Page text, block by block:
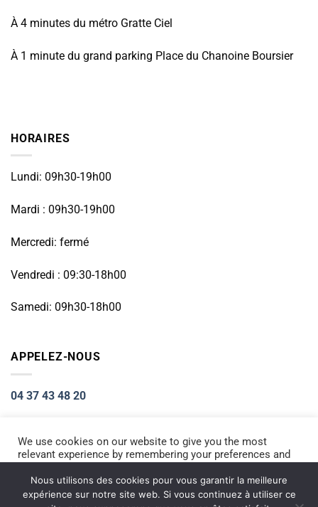
À 4 minutes du métro Gratte Ciel
À 1 minute du grand parking Place du Chanoine Boursier
HORAIRES
Lundi: 09h30-19h00
Mardi : 09h30-19h00
Mercredi: fermé
Vendredi : 09:30-18h00
Samedi: 09h30-18h00
APPELEZ-NOUS
04 37 43 48 20
Visa PayPal Stripe MasterCardCash
On
Delivery
ACCUEIL
RÉPARATION PETIT ÉLECTROMÉNAGER
RÉPARATION TÉLÉPHONIE
INFORMATIQUE NOS PRODUITS NEUFS
We use cookies on our website to give you the most
relevant experience by remembering your preferences and
use of ALL the cookies. However, you may visit "Cookie
Settings" to provide a controlled consent.
Nous utilisons des cookies pour vous garantir la meilleure
expérience sur notre site web. Si vous continuez à utiliser ce